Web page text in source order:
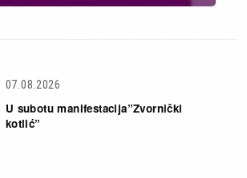
07.08.2026
U subotu manifestacija”Zvornički
kotlić”